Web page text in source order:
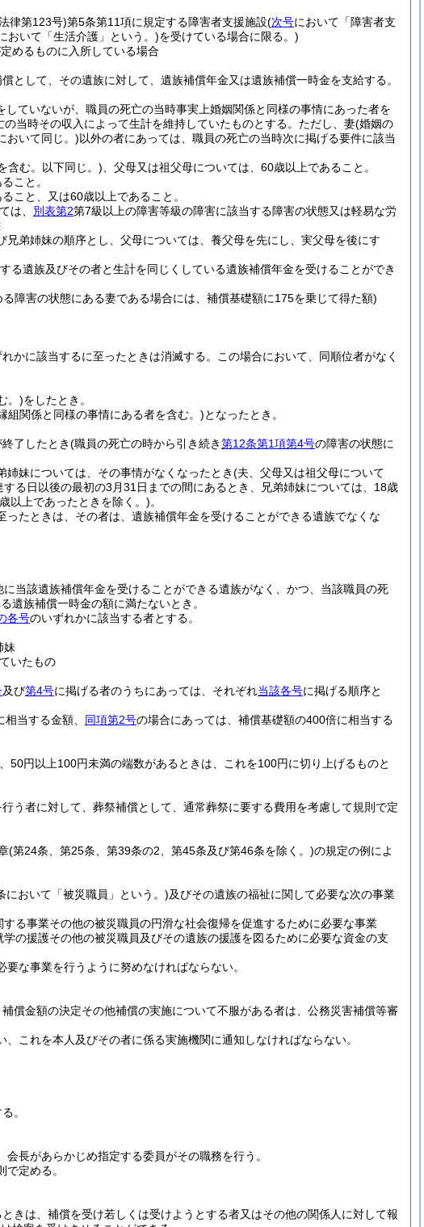
律第123号)第5条第11項に規定する障害者支援施設(次号において「障害者支
おいて「生活介護」という。)を受けている場合に限る。)
めるものに入所している場合
して、その遺族に対して、遺族補償年金又は遺族補償一時金を支給する。
していないが、職員の死亡の当時事実上婚姻関係と同様の事情にあった者を
当時その収入によって生計を維持していたものとする。 ただし、妻(婚姻の
おいて同じ。)以外の者にあっては、職員の死亡の当時次に掲げる要件に該当
含む。以下同じ。) 、父母又は祖父母については、60歳以上であること。
こと。
こと、又は60歳以上であること。
は、 別表第2第7級以上の障害等級の障害に該当する障害の状態又は軽易な労
弟姉妹の順序とし、父母については、養父母を先にし、実父母を後にす
る遺族及びその者と生計を同じくしている遺族補償年金を受けることができ
る障害の状態にある妻である場合には、補償基礎額に175を乗じて得た額)
かに該当するに至ったときは消滅する。
この場合において、同順位者がなく
。)をしたとき。
組関係と同様の事情にある者を含む。)となったとき。
了したとき(職員の死亡の時から引き続き第12条第1項第4号の障害の状態に
妹については、その事情がなくなったとき(夫、父母又は祖父母について
る日以後の最初の3月31日までの間にあるとき、兄弟姉妹については、18歳
以上であったときを除く。)。
ったときは、その者は、遺族補償年金を受けることができる遺族でなくな
当該遺族補償年金を受けることができる遺族がなく、かつ、当該職員の死
遺族補償一時金の額に満たないとき。
各号のいずれかに該当する者とする。
妹
いたもの
及び第4号に掲げる者のうちにあっては、それぞれ当該各号に掲げる順序と
当する金額、 同項第2号の場合にあっては、補償基礎額の400倍に相当する
円以上100円未満の端数があるときは、これを100円に切り上げるものと
う者に対して、葬祭補償として、通常葬祭に要する費用を考慮して規則で定
(第24条、第25条、第39条の2、第45条及び第46条を除く。)の規定の例によ
において「被災職員」という。)及びその遺族の福祉に関して必要な次の事業
る事業その他の被災職員の円滑な社会復帰を促進するために必要な事業
の援護その他の被災職員及びその遺族の援護を図るために必要な資金の支
な事業を行うように努めなければならない。
償金額の決定その他補償の実施について不服がある者は、公務災害補償等審
これを本人及びその者に係る実施機関に通知しなければならない。
。
長があらかじめ指定する委員がその職務を行う。
定める。
きは、補償を受け若しくは受けようとする者又はその他の関係人に対して報